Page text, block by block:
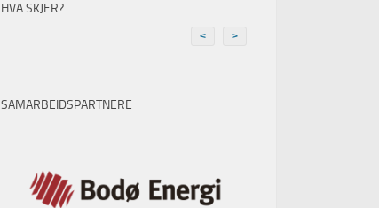
HVA SKJER?
< >
SAMARBEIDSPARTNERE